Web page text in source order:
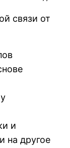
связи от
и
на другое